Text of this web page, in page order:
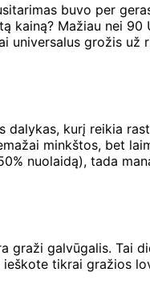
buvo per
kainą? Mažiau nei
universalus grožis už
dalykas, kurį reikia
minkštos, bet
nuolaidą), tada
graži galvūgalis. Tai
ieškote tikrai gražios